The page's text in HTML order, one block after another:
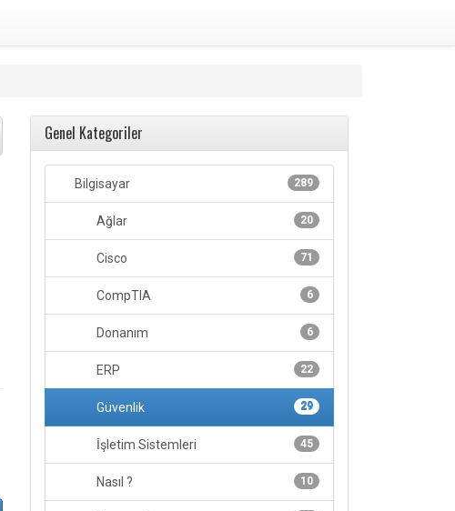
Genel Kategoriler
289
Bilgisayar
20
Ağlar
71
Cisco
6
CompTIA
6
Donanım
22
ERP
29
Güvenlik
45
İşletim Sistemleri
10
Nasıl ?